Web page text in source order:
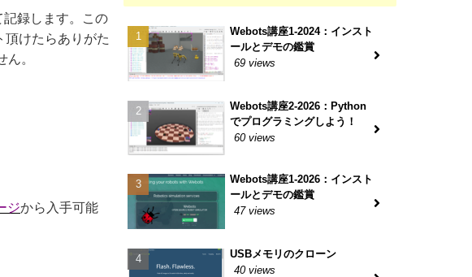
録します。この
けたらありがた
。
ジから入手可能
Webots講座1-2024：インスト
ールとデモの鑑賞
69 views
Webots講座2-2026：Python
でプログラミングしよう！
60 views
Webots講座1-2026：インスト
ールとデモの鑑賞
47 views
USBメモリのクローン
40 views